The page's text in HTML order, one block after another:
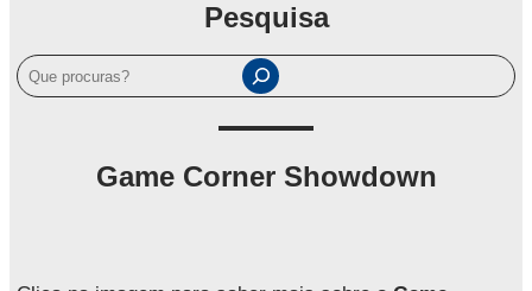
Pesquisa
P
e
a
Game Corner Showdown